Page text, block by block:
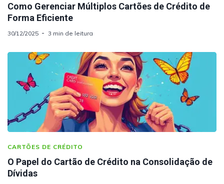
Como Gerenciar Múltiplos Cartões de Crédito de
Forma Eficiente
30/12/2025 3 min de leitura
CARTÕES DE CRÉDITO
O Papel do Cartão de Crédito na Consolidação de
Dívidas